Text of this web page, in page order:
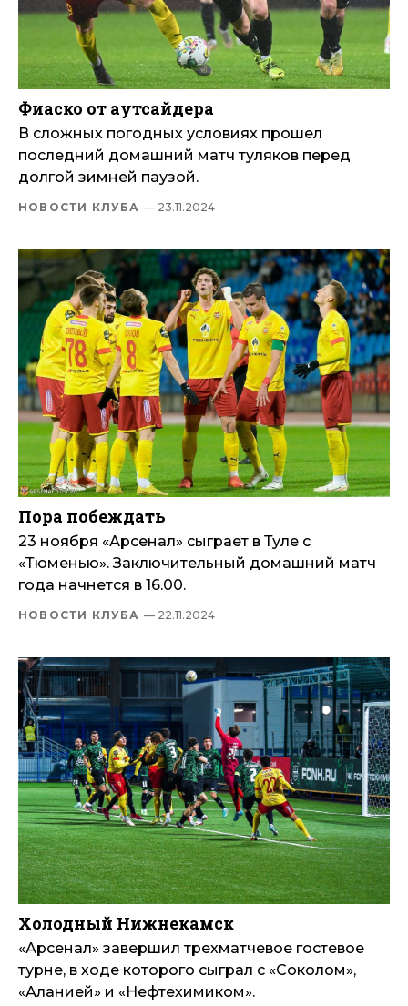
Фиаско от аутсайдера
В сложных погодных условиях прошел
последний домашний матч туляков перед
долгой зимней паузой.
НОВОСТИ КЛУБА — 23.11.2024
Пора побеждать
23 ноября «Арсенал» сыграет в Туле с
«Тюменью». Заключительный домашний матч
года начнется в 16.00.
НОВОСТИ КЛУБА — 22.11.2024
Холодный Нижнекамск
«Арсенал» завершил трехматчевое гостевое
турне, в ходе которого сыграл с «Соколом»,
«Аланией» и «Нефтехимиком».